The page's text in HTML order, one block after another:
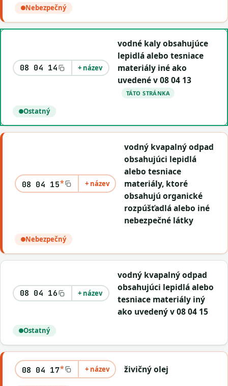
Nebezpečný
08 04 14 + název
vodné kaly obsahujúce
lepidlá alebo tesniace
materiály iné ako
uvedené v 08 04 13
TÁTO STRÁNKA
Ostatný
08 04 15* + název
vodný kvapalný odpad
obsahujúci lepidlá
alebo tesniace
materiály, ktoré
obsahujú organické
rozpúšťadlá alebo iné
nebezpečné látky
Nebezpečný
08 04 16 + název
vodný kvapalný odpad
obsahujúci lepidlá alebo
tesniace materiály iný
ako uvedený v 08 04 15
Ostatný
08 04 17* + název živičný olej